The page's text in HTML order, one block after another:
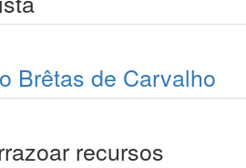
Brêtas de Carvalho
recursos